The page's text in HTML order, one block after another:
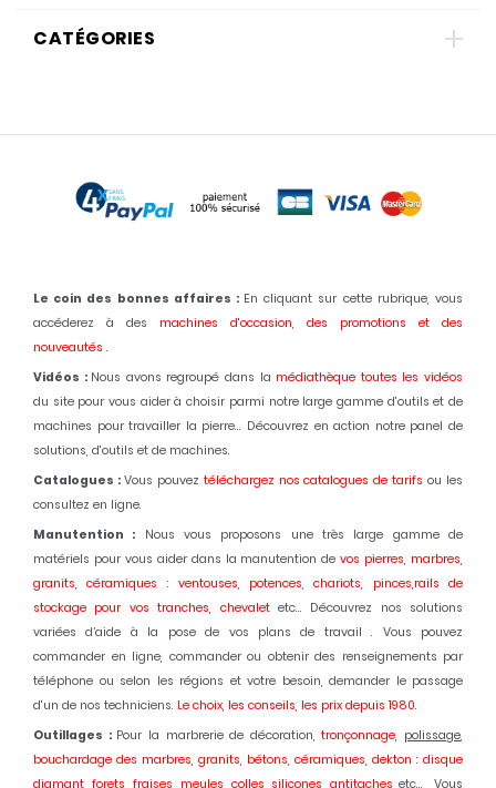
CATÉGORIES
Le coin des bonnes affaires : En cliquant sur cette rubrique, vous
accéderez à des machines d'occasion, des promotions et des
nouveautés .
Vidéos : Nous avons regroupé dans la médiathèque toutes les vidéos
du site pour vous aider à choisir parmi notre large gamme d'outils et de
machines pour travailler la pierre... Découvrez en action notre panel de
solutions, d'outils et de machines.
Catalogues : Vous pouvez téléchargez nos catalogues de tarifs ou les
consultez en ligne.
Manutention : Nous vous proposons une très large gamme de
matériels pour vous aider dans la manutention devos pierres, marbres,
granits, céramiques : ventouses, potences, chariots, pinces,rails de
stockage pour vos tranches, chevalet etc... Découvrez nos solutions
variées d’aide à la pose de vos plans de travail . Vous pouvez
commander en ligne, commander ou obtenir des renseignements par
téléphone ou selon les régions et votre besoin, demander le passage
d'un de nos techniciens. Le choix, les conseils, les prix depuis 1980.
Outillages : Pour la marbrerie de décoration,tronçonnage, polissage,
bouchardage des marbres, granits, bétons, céramiques, dekton : disque
diamant, forets, fraises, meules, colles, silicones, antitaches etc... Vous